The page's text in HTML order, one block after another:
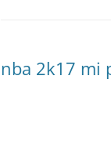
nba 2k17 mi